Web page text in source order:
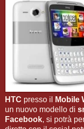
HTC presso il Mobile
un nuovo modello di
Facebook, si potrà